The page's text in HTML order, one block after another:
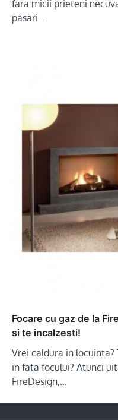
fara micii prieteni
pasari…
Focare cu gaz de la
si te incalzesti!
Vrei caldura in locuinta?
in fata focului? Atunci
FireDesign,…